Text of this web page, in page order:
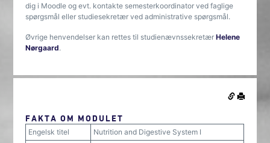
dig i Moodle og evt. kontakte semesterkoordinator ved faglige
spørgsmål eller studiesekretær ved administrative spørgsmål.
Øvrige henvendelser kan rettes til studienævnssekretærHelene
Nørgaard.
FAKTA OM MODULET
Engelsk titel
Nutrition and Digestive System I